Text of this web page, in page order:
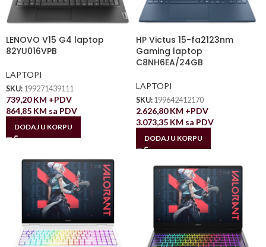
LENOVO V15 G4 laptop
82YU016VPB
LAPTOPI
SKU: 199271439111
739,20KM +PDV
864,85 KM sa PDV
DODAJ U KORPU
HP Victus 15-fa2123nm
Gaming laptop
C8NH6EA/24GB
LAPTOPI
SKU: 199642412170
2.626,80KM +PDV
3.073,35 KM sa PDV
DODAJ U KORPU